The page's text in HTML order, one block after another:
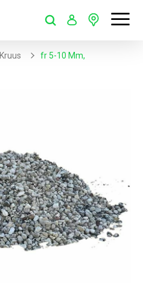
Kruus
Fr 5-10 Mm,